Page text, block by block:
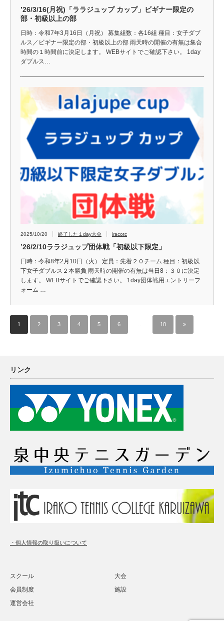
’26/3/16(月祝)「ララジュップ カップ」ビギナー限定の
部・初級以上の部
日時：令和7年3月16日（月祝） 募集組数：各16組 種目：女子ダブ
ルス／ビギナー限定の部・初級以上の部 雨天時の開催の有無は集合
時間の１時間前に決定します。 WEBサイトでご確認下さい。 1day
ダブルス…
2025/10/20 終了した１day大会 iracotc
’26/2/10ララジュップ団体戦「初級以下限定」
日時：令和8年2月10日（火） 定員：先着２０チーム 種目：初級以
下女子ダブルス２本勝負 雨天時の開催の有無は当日8：３０に決定
します。 WEBサイトでご確認下さい。 1day団体戦用エントリーフ
ォーム …
1 2 3 4 5 6 18 »
リンク
・個人情報の取り扱いについて
スクール
大会
会員制度
施設
運営会社